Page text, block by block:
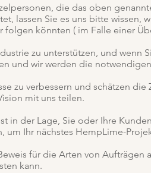
die das oben
lassen Sie es uns bitte
könnten ( im Falle einer
zu unterstützen, und wenn
und wir werden die
zu verbessern und schätzen
mit uns teilen.
in der Lage, Sie oder Ihre
Ihr nächstes HempLime-
für die Arten von
kann.